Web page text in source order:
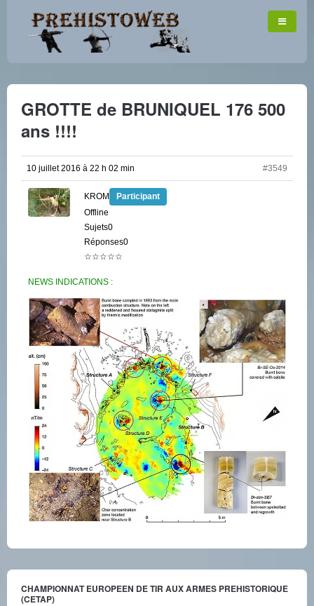
GROTTE de BRUNIQUEL 176 500
ans !!!!
10 juillet 2016 à 22 h 02 min #3549
KROM
Participant
Offline
Sujets0
Réponses0
☆☆☆☆☆
NEWS INDICATIONS :
CHAMPIONNAT EUROPEEN DE TIR AUX ARMES PREHISTORIQUE
(CETAP)